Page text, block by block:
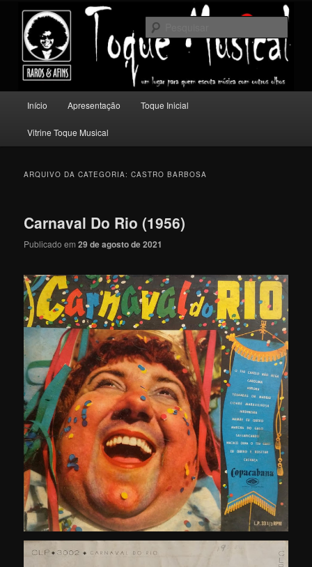
conteúdo
principal
conteúdo
secundário
Toque Musical
Um lugar para quem escuta música com outros olhos.
principal
Início Apresentação Toque Inicial
Vitrine Toque Musical
ARQUIVO DA CATEGORIA:CASTRO BARBOSA
Carnaval Do Rio (1956)
Publicado em29 de agosto de 2021